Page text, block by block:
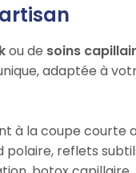
ou de soins
adaptée à
à la coupe courte
polaire, reflets